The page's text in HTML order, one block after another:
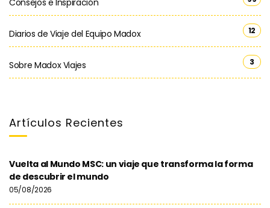
Consejos e Inspiración
Diarios de Viaje del Equipo Madox 12
Sobre Madox Viajes 3
Artículos Recientes
Vuelta al Mundo MSC: un viaje que transforma la forma
de descubrir el mundo
05/08/2026